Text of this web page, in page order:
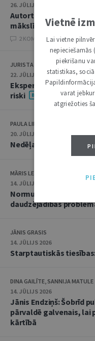
26. JŪLIJS 2026 • 08:00
Autortiesību subjekta
mākslīgā intelekta
2 KOMENTĀRI
JURISTA VĀRDS
22. JŪLIJS 2026 • 14:00
Ekspertu saruna jūlijā:
riski
PAULA LIPE
20. JŪLIJS 2026 • 16:05
Nedēļas notikumu
MĀRIS LEJA
14. JŪLIJS 2026
Normu konkurences un
daudzējādības
JĀNIS GRASIS
14. JŪLIJS 2026
Starptautiskās
DINA GAILĪTE, SANNIJA MATULE
14. JŪLIJS 2026
Jānis Endziņš: Šobrīd
pārvaldē galvenais, lai
kārtībā
Vietnē
Lai vietne
nepieciešamās
piekrišanu
statistikas,
varat
atgriežoties